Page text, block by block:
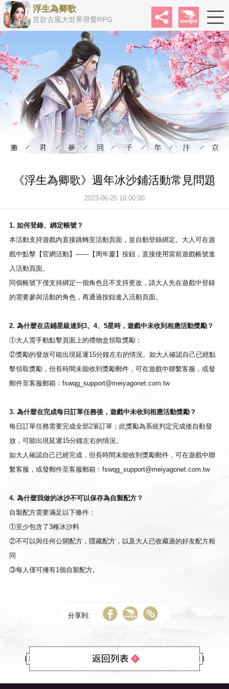
浮生為卿歌
首款古風大世界尋愛RPG
《浮生為卿歌》週年冰沙鋪活動常見問題
2023-06-25 10:00:00
1. 如何登錄、綁定帳號？
本活動支持遊戲內直接跳轉至活動頁面，並自動登錄綁定。大人可在遊
戲中點擊【官網活動】——【周年慶】按鈕，直接使用當前遊戲帳號進
入活動頁面。
同個帳號下僅支持綁定一個角色且不支持更改，請大人先在遊戲中登錄
的需要參與活動的角色，再通過按鈕進入活動頁面。
2. 為什麼在店鋪星級達到3、4、5星時，遊戲中未收到相應活動獎勵？
①大人需手動點擊頁面上的禮物盒領取獎勵；
②獎勵的發放可能出現延遲15分鐘左右的情況。如大人確認自己已經點
擊領取獎勵，但長時間未能收到獎勵郵件，可在遊戲中聯繫客服，或發
郵件至客服郵箱： fswqg_support@meiyagonet.com.tw
3. 為什麼在完成每日訂單任務後，遊戲中未收到相應活動獎勵？
每日訂單任務需要完成全部2筆訂單；此獎勵為系統判定完成後自動發
放，可能出現延遲15分鐘左右的情況。
如大人確認自己已經完成，但長時間未能收到獎勵郵件，可在遊戲中聯
繫客服，或發郵件至客服郵箱： fswqg_support@meiyagonet.com.tw
4. 為什麼我做的冰沙不可以保存為自製配方？
自製配方需要滿足以下條件：
①至少包含了3種冰沙料
②不可以與任何公開配方，隱藏配方，以及大人已收藏過的好友配方相
同
③每人僅可擁有1個自製配方。
分享到: